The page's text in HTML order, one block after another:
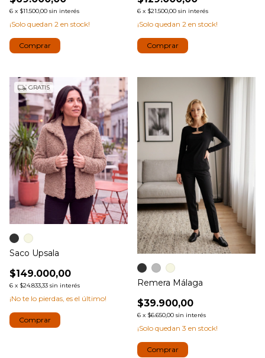
6 x $11.500,00 sin interés
¡Solo quedan 2 en stock!
Comprar
6 x $21.500,00 sin interés
¡Solo quedan 2 en stock!
Comprar
GRATIS
Saco Upsala
$149.000,00
6 x $24.833,33 sin interés
¡No te lo pierdas, es el último!
Comprar
Remera Málaga
$39.900,00
6 x $6.650,00 sin interés
¡Solo quedan 3 en stock!
Comprar